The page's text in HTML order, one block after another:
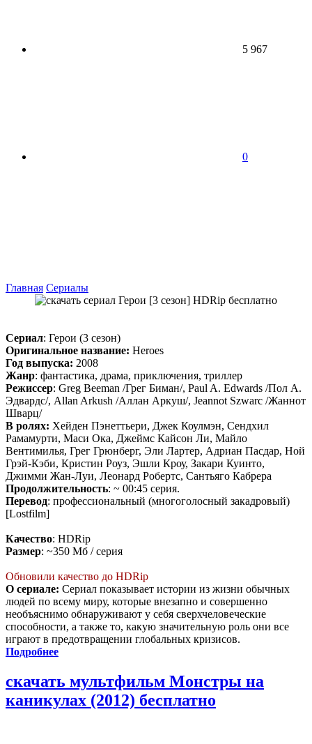
5 967
0
Главная Сериалы
Сериал: Герои (3 сезон)
Оригинальное название: Heroes
Год выпуска: 2008
Жанр: фантастика, драма, приключения, триллер
Режиссер: Greg Beeman /Грег Биман/, Paul A. Edwards /Пол А.
Эдвардс/, Allan Arkush /Аллан Аркуш/, Jeannot Szwarc /Жаннот
Шварц/
В ролях: Хейден Пэнеттьери, Джек Коулмэн, Сендхил
Рамамурти, Маси Ока, Джеймс Кайсон Ли, Майло
Вентимилья, Грег Грюнберг, Эли Лартер, Адриан Пасдар, Ной
Грэй-Кэби, Кристин Роуз, Эшли Кроу, Закари Куинто,
Джимми Жан-Луи, Леонард Робертс, Сантьяго Кабрера
Продолжительность: ~ 00:45 серия.
Перевод: профессиональный (многоголосный закадровый)
[Lostfilm]
Качество: HDRip
Размер: ~350 Мб / серия
Обновили качество до HDRip
О сериале: Сериал показывает истории из жизни обычных
людей по всему миру, которые внезапно и совершенно
необъяснимо обнаруживают у себя сверхчеловеческие
способности, а также то, какую значительную роль они все
играют в предотвращении глобальных кризисов.
Подробнее
скачать мультфильм Монстры на
каникулах (2012) бесплатно